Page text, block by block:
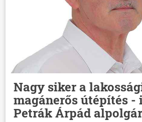
Nagy siker a
magánerős útépítés -
Petrák Árpád